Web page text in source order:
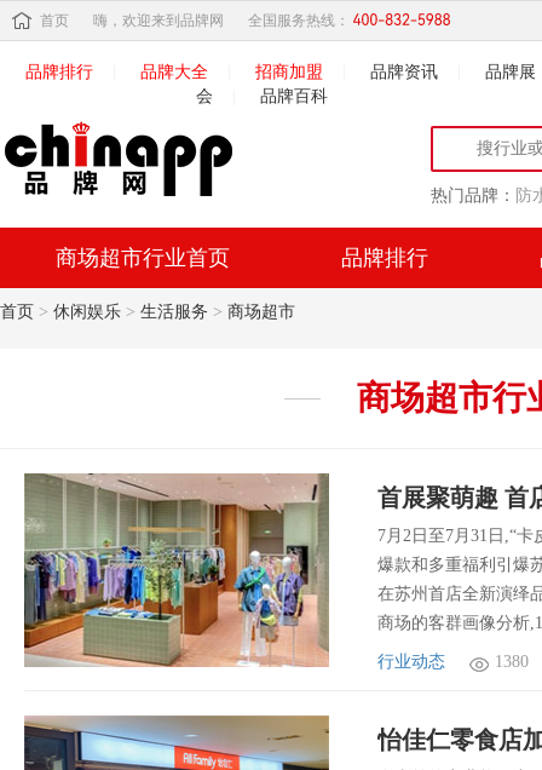
首页 嗨，欢迎来到品牌网 全国服务热线：
品牌排行 品牌大全 招商加盟 品牌资讯
品牌展
会
品牌百科
热门品牌： 防
商场超市行业首页 品牌排行
首页 > 休闲娱乐 > 生活服务 > 商场超市
商场超市行
首展聚萌趣 首
7月2日至7月31日,“
爆款和多重福利引爆
在苏州首店全新演绎
商场的客群画像分析,1
行业动态 1380
怡佳仁零食店